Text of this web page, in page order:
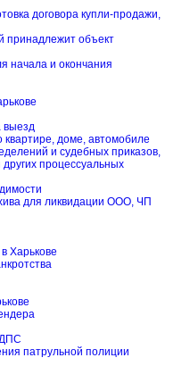
договора купли-продажи,
принадлежит объект
начала и окончания
выезд
доме, автомобиле
и судебных приказов,
процессуальных
для ликвидации ООО, ЧП
Харькове
патрульной полиции